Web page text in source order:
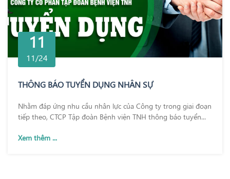
11
11/24
THÔNG BÁO TUYỂN DỤNG NHÂN SỰ
Nhằm đáp ứng nhu cầu nhân lực của Công ty trong giai đoạn
tiếp theo, CTCP Tập đoàn Bệnh viện TNH thông báo tuyển...
Xem thêm ...